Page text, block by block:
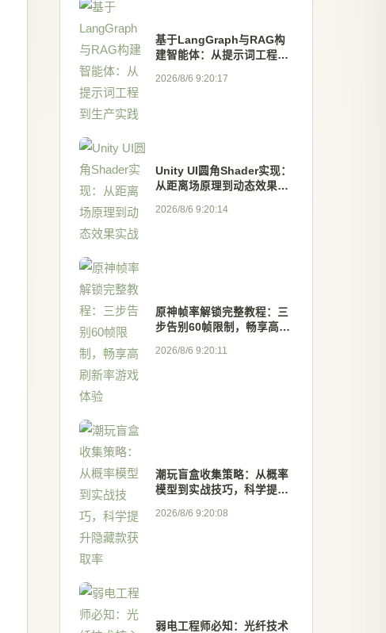
基于LangGraph与RAG构
建智能体：从提示词工程到
2026/8/6 9:20:17
Unity UI圆角Shader实现：
从距离场原理到动态效果实
2026/8/6 9:20:14
原神帧率解锁完整教程：三
步告别60帧限制，畅享高刷
2026/8/6 9:20:11
潮玩盲盒收集策略：从概率
模型到实战技巧，科学提升
2026/8/6 9:20:08
弱电工程师必知：光纤技术